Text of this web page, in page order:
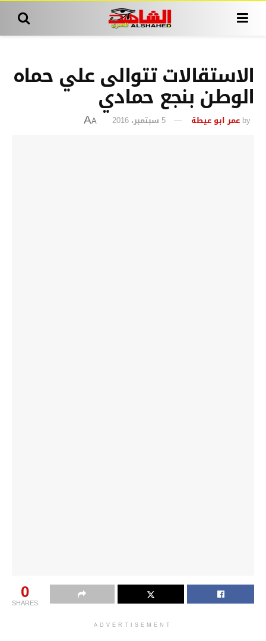
الاستقالات تتوالى علي حماه
الوطن بنجع حمادي
by عمر ابو عيطة 5 سبتمبر، 2016 A
A
0
SHARES
ADVERTISEMENT